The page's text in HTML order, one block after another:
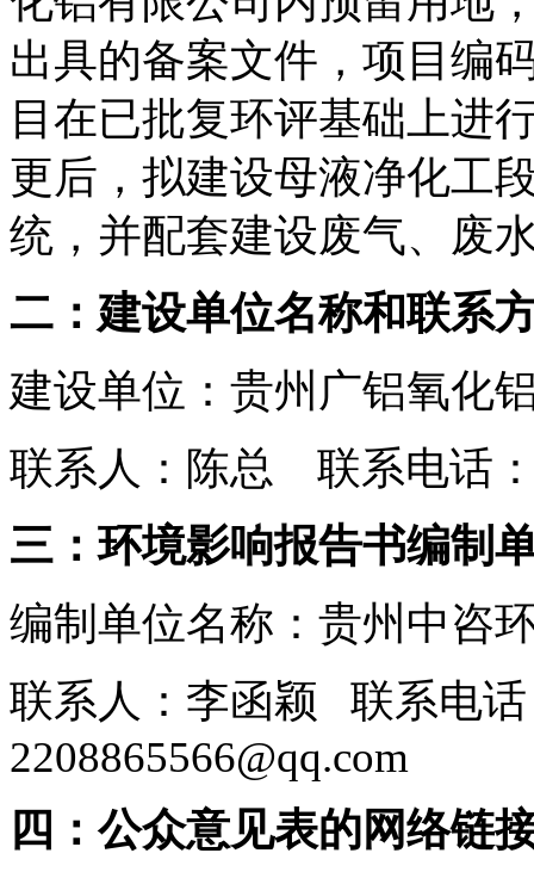
出具的备案文件，项目编
目在已批复环评基础上进
更后，拟建设母液净化工
统，并配套建设废气、废
二：建设单位名称和联系
建设单位：贵州广铝氧化
联系人：陈总 联系电话
三：环境影响报告书编制
编制单位名称：贵州中咨
联系人：李函颖 联系电
2208865566@qq.com
四：公众意见表的网络链